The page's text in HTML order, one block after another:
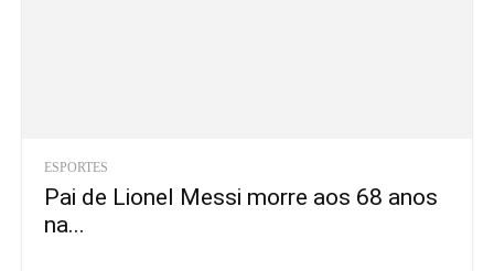
ESPORTES
Pai de Lionel Messi morre aos 68 anos
na...